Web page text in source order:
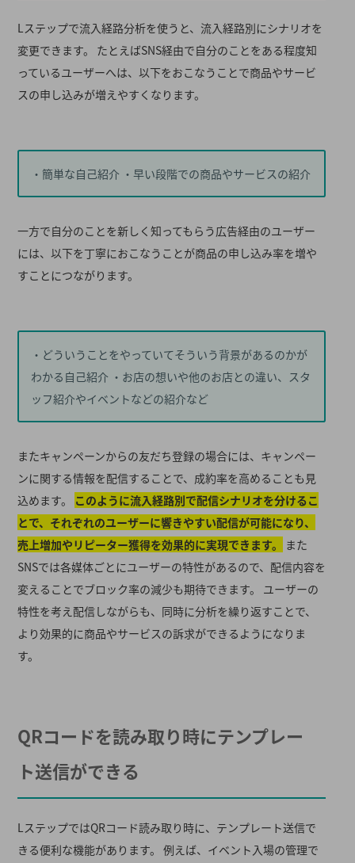
Lステップで流入経路分析を使うと、流入経路別にシナリオを
変更できます。 たとえばSNS経由で自分のことをある程度知
っているユーザーへは、以下をおこなうことで商品やサービ
スの申し込みが増えやすくなります。
・簡単な自己紹介 ・早い段階での商品やサービスの紹介
一方で自分のことを新しく知ってもらう広告経由のユーザー
には、以下を丁寧におこなうことが商品の申し込み率を増や
すことにつながります。
・どういうことをやっていてそういう背景があるのかが
わかる自己紹介 ・お店の想いや他のお店との違い、スタ
ッフ紹介やイベントなどの紹介など
またキャンペーンからの友だち登録の場合には、キャンペー
ンに関する情報を配信することで、成約率を高めることも見
込めます。
このように流入経路別で配信シナリオを分けるこ
とで、それぞれのユーザーに響きやすい配信が可能になり、
売上増加やリピーター獲得を効果的に実現できます。
また
SNSでは各媒体ごとにユーザーの特性があるので、配信内容を
変えることでブロック率の減少も期待できます。 ユーザーの
特性を考え配信しながらも、同時に分析を繰り返すことで、
より効果的に商品やサービスの訴求ができるようになりま
す。
QRコードを読み取り時にテンプレー
ト送信ができる
LステップではQRコード読み取り時に、テンプレート送信で
きる便利な機能があります。 例えば、イベント入場の管理で